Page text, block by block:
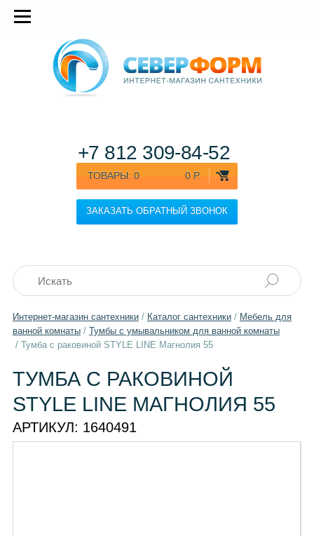
ТОВАРЫ: 0 0 Р.
ЗАКАЗАТЬ ОБРАТНЫЙ ЗВОНОК
+7 812 309-84-52
Интернет-магазин сантехники/ Каталог сантехники/ Мебель для
ванной комнаты/ Тумбы с умывальником для ванной комнаты
/ Тумба c раковиной STYLE LINE Магнолия 55
ТУМБА C РАКОВИНОЙ
STYLE LINE МАГНОЛИЯ 55
АРТИКУЛ: 1640491